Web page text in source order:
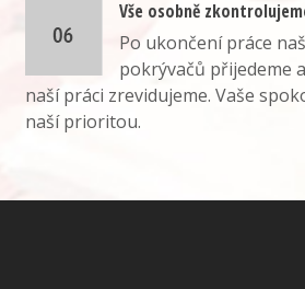
Vše osobně
Po ukončení práce
pokrývačů přijedeme
naší práci zrevidujeme. Vaše
naší prioritou.